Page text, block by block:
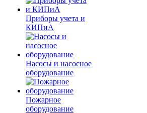
Приборы учета и
КИПиА
Насосы и насосное
оборудование
Пожарное
оборудование